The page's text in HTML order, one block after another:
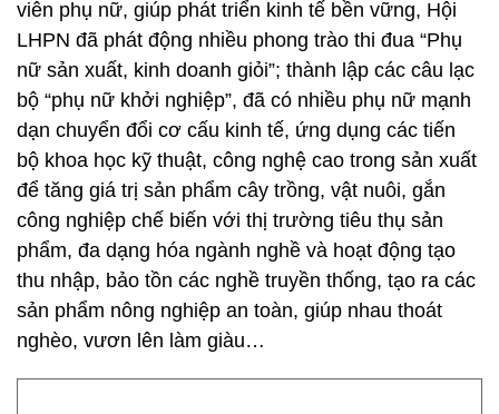
viên phụ nữ, giúp phát triển kinh tế bền vững, Hội
LHPN đã phát động nhiều phong trào thi đua “Phụ
nữ sản xuất, kinh doanh giỏi”; thành lập các câu lạc
bộ “phụ nữ khởi nghiệp”, đã có nhiều phụ nữ mạnh
dạn chuyển đổi cơ cấu kinh tế, ứng dụng các tiến
bộ khoa học kỹ thuật, công nghệ cao trong sản xuất
để tăng giá trị sản phẩm cây trồng, vật nuôi, gắn
công nghiệp chế biến với thị trường tiêu thụ sản
phẩm, đa dạng hóa ngành nghề và hoạt động tạo
thu nhập, bảo tồn các nghề truyền thống, tạo ra các
sản phẩm nông nghiệp an toàn, giúp nhau thoát
nghèo, vươn lên làm giàu…